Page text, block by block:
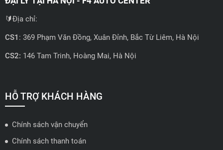
🔰Địa chỉ:
CS1 : 369 Phạm Văn Đồng, Xuân Đỉnh, Bắc Từ Liêm, Hà Nội
CS2: 146 Tam Trinh, Hoàng Mai, Hà Nội
🗺️Xem trên bản đồ
ĐẠI LÝ QUẬN 2 HCM - HẢI TRIỀU AUTO
HỖ TRỢ KHÁCH HÀNG
Chính sách vận chuyển
Chính sách thanh toán